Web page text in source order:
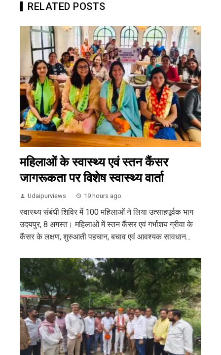
RELATED POSTS
महिलाओं के स्वास्थ्य एवं स्तन कैंसर
जागरूकता पर विशेष स्वास्थ्य वार्ता
Udaipurviews 19 hours ago
स्वास्थ्य संबंधी शिविर में 100 महिलाओं ने लिया उत्साहपूर्वक भाग
उदयपुर, 8 अगस्त। महिलाओं में स्तन कैंसर एवं गर्भाशय ग्रीवा के
कैंसर के लक्षण, शुरुआती पहचान, बचाव एवं आवश्यक सावधान...